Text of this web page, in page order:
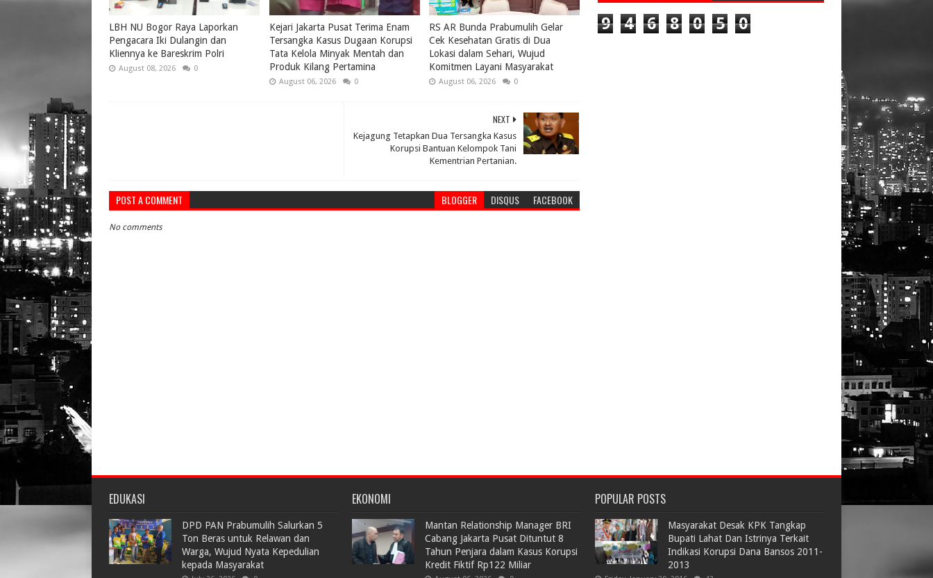
LBH NU Bogor Raya Laporkan
Pengacara Iki Dulangin dan
Kliennya ke Bareskrim Polri
August 08, 2026 0
Kejari Jakarta Pusat Terima Enam
Tersangka Kasus Dugaan Korupsi
Tata Kelola Minyak Mentah dan
Produk Kilang Pertamina
August 06, 2026 0
RS AR Bunda Prabumulih Gelar
Cek Kesehatan Gratis di Dua
Lokasi dalam Sehari, Wujud
Komitmen Layani Masyarakat
August 06, 2026 0
NEXT
Kejagung Tetapkan Dua Tersangka Kasus
Korupsi Bantuan Kelompok Tani
Kementrian Pertanian.
POST A COMMENT BLOGGER DISQUS FACEBOOK
No comments
9 4 6 8 0 5 0
EDUKASI
DPD PAN Prabumulih Salurkan 5
Ton Beras untuk Relawan dan
Warga, Wujud Nyata Kepedulian
kepada Masyarakat
EKONOMI
Mantan Relationship Manager BRI
Cabang Jakarta Pusat Dituntut 8
Tahun Penjara dalam Kasus Korupsi
Kredit Fiktif Rp122 Miliar
POPULAR POSTS
Masyarakat Desak KPK Tangkap
Bupati Lahat Dan Istrinya Terkait
Indikasi Korupsi Dana Bansos 2011-
2013